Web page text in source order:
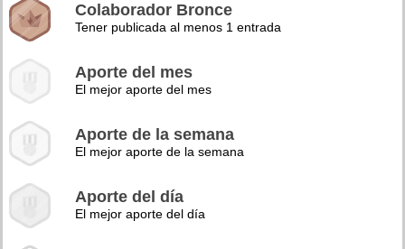
Colaborador Bronce
Tener publicada al menos 1 entrada
Aporte del mes
El mejor aporte del mes
Aporte de la semana
El mejor aporte de la semana
Aporte del día
El mejor aporte del día